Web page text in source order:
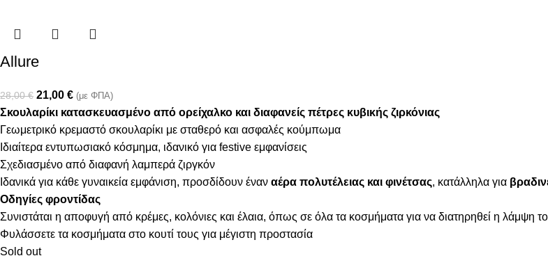
Allure
28,00€ 21,00 € (με ΦΠΑ)
Σκουλαρίκι κατασκευασμένο από ορείχαλκο και διαφανείς πέτρες κυβικής ζιρκόνιας
Γεωμετρικό κρεμαστό σκουλαρίκι με σταθερό και ασφαλές κούμπωμα
Ιδιαίτερα εντυπωσιακό κόσμημα, ιδανικό για festive εμφανίσεις
Σχεδιασμένο από διαφανή λαμπερά ζιργκόν
Ιδανικά για κάθε γυναικεία εμφάνιση, προσδίδουν έναν αέρα πολυτέλειας και φινέτσας, κατάλληλα για
Οδηγίες φροντίδας
Συνιστάται η αποφυγή από κρέμες, κολόνιες και έλαια, όπως σε όλα τα κοσμήματα για να διατηρηθεί η λάμψη
Φυλάσσετε τα κοσμήματα στο κουτί τους για μέγιστη προστασία
Sold out